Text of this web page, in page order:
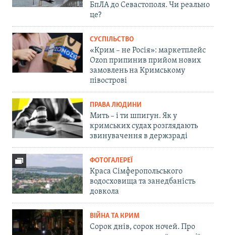
БпЛА до Севастополя. Чи реально
це?
СУСПІЛЬСТВО
«Крим – не Росія»: маркетплейс
Ozon припинив прийом нових
замовлень на Кримському
півострові
ПРАВА ЛЮДИНИ
Мить – і ти шпигун. Як у
кримських судах розглядають
звинувачення в держзраді
ФОТОГАЛЕРЕЇ
Краса Сімферопольського
водосховища та занедбаність
довкола
ВІЙНА ТА КРИМ
Сорок днів, сорок ночей. Про